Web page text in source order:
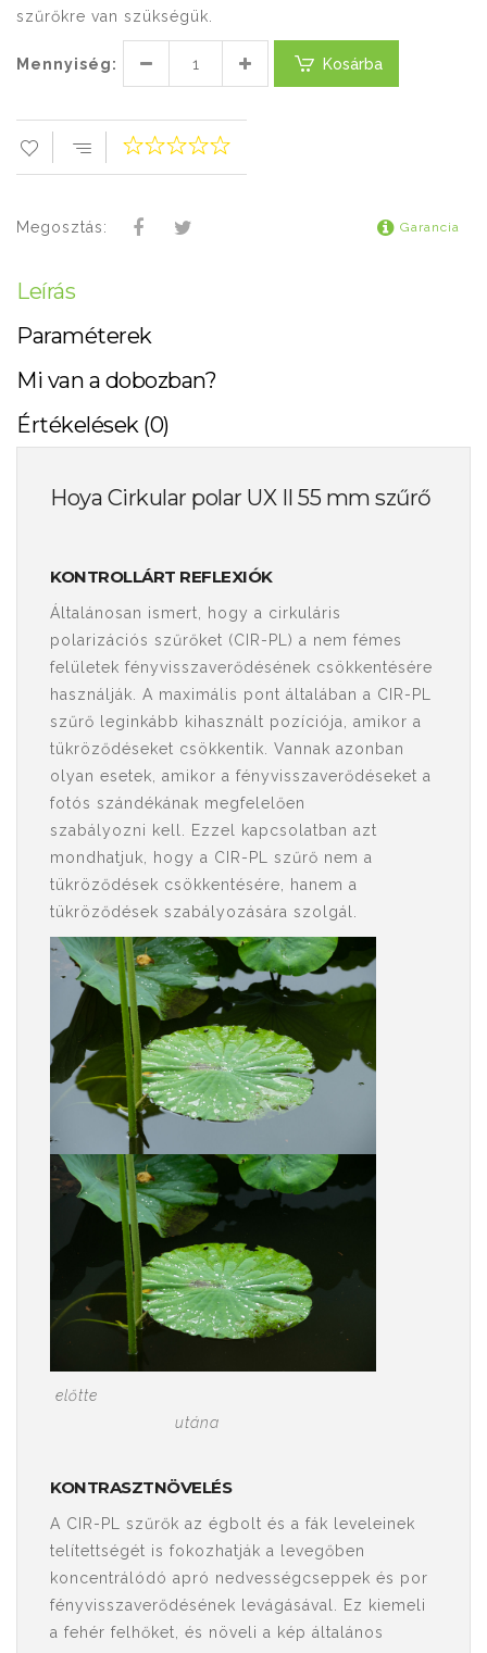
szűrőkre van szükségük.
Mennyiség: Kosárba
Megosztás: Garancia
Leírás
Paraméterek
Mi van a dobozban?
Értékelések (0)
Hoya Cirkular polar UX II 55 mm szűrő
KONTROLLÁRT REFLEXIÓK
Általánosan ismert, hogy a cirkuláris
polarizációs szűrőket (CIR-PL) a nem fémes
felületek fényvisszaverődésének csökkentésére
használják. A maximális pont általában a CIR-PL
szűrő leginkább kihasznált pozíciója, amikor a
tükröződéseket csökkentik. Vannak azonban
olyan esetek, amikor a fényvisszaverődéseket a
fotós szándékának megfelelően
szabályozni kell. Ezzel kapcsolatban azt
mondhatjuk, hogy a CIR-PL szűrő nem a
tükröződések csökkentésére, hanem a
tükröződések szabályozására szolgál.
előtte
utána
KONTRASZTNÖVELÉS
A CIR-PL szűrők az égbolt és a fák leveleinek
telítettségét is fokozhatják a levegőben
koncentrálódó apró nedvességcseppek és por
fényvisszaverődésének levágásával. Ez kiemeli
a fehér felhőket, és növeli a kép általános